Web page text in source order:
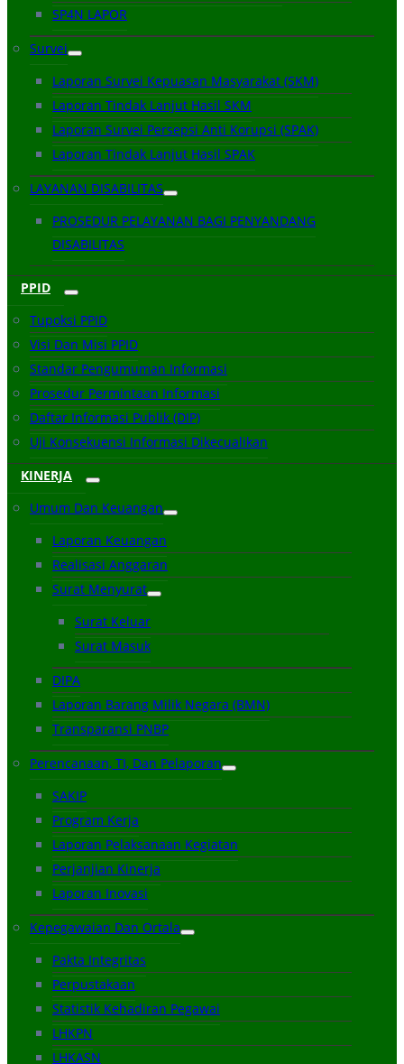
SP4N LAPOR
Survei
Laporan Survei Kepuasan Masyarakat (SKM)
Laporan Tindak Lanjut Hasil SKM
Laporan Survei Persepsi Anti Korupsi (SPAK)
Laporan Tindak Lanjut Hasil SPAK
LAYANAN DISABILITAS
PROSEDUR PELAYANAN BAGI PENYANDANG
DISABILITAS
PPID
Tupoksi PPID
Visi Dan Misi PPID
Standar Pengumuman Informasi
Prosedur Permintaan Informasi
Daftar Informasi Publik (DIP)
Uji Konsekuensi Informasi Dikecualikan
KINERJA
Umum Dan Keuangan
Laporan Keuangan
Realisasi Anggaran
Surat Menyurat
Surat Keluar
Surat Masuk
DIPA
Laporan Barang Milik Negara (BMN)
Transparansi PNBP
Perencanaan, TI, Dan Pelaporan
SAKIP
Program Kerja
Laporan Pelaksanaan Kegiatan
Perjanjian Kinerja
Laporan Inovasi
Kepegawaian Dan Ortala
Pakta Integritas
Perpustakaan
Statistik Kehadiran Pegawai
LHKPN
LHKASN